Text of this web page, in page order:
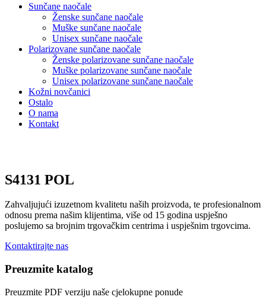
Sunčane naočale
Ženske sunčane naočale
Muške sunčane naočale
Unisex sunčane naočale
Polarizovane sunčane naočale
Ženske polarizovane sunčane naočale
Muške polarizovane sunčane naočale
Unisex polarizovane sunčane naočale
Kožni novčanici
Ostalo
O nama
Kontakt
S4131 POL
Zahvaljujući izuzetnom kvalitetu naših proizvoda, te profesionalnom
odnosu prema našim klijentima, više od 15 godina uspješno
poslujemo sa brojnim trgovačkim centrima i uspješnim trgovcima.
Kontaktirajte nas
Preuzmite katalog
Preuzmite PDF verziju naše cjelokupne ponude